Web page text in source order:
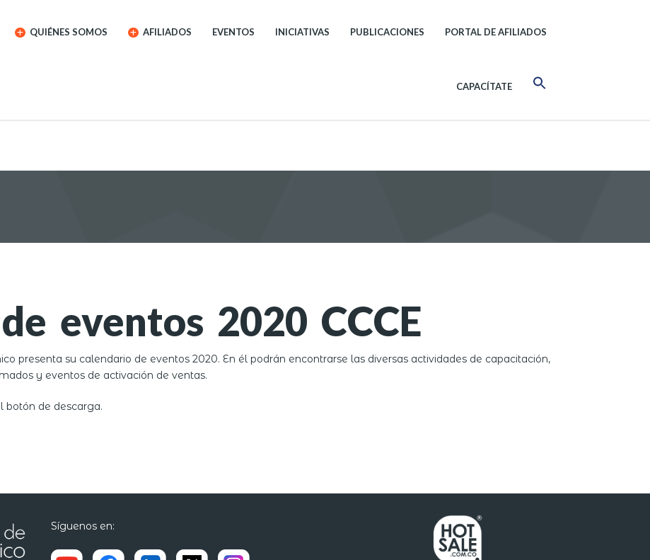
QUIÉNES SOMOS AFILIADOS EVENTOS INICIATIVAS PUBLICACIONES PORTAL DE AFILIADOS
CAPACÍTATE
eventos 2020 CCCE
presenta su calendario de eventos 2020. En él podrán encontrarse las diversas actividades de capacitación,
y eventos de activación de ventas.
botón de descarga.
Síguenos en: